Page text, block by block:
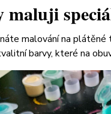
maluji
malování na plátěné
barvy, které na